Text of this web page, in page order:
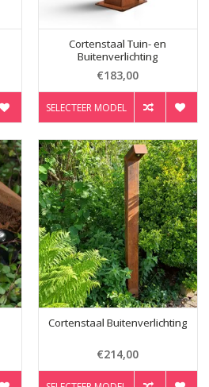
Cortenstaal Tuin- en
Buitenverlichting
€183,00
SELECTEER MODEL
Cortenstaal Buitenverlichting
€214,00